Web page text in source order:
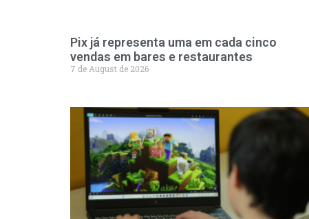
Pix já representa uma em cada cinco
vendas em bares e restaurantes
7 de August de 2026